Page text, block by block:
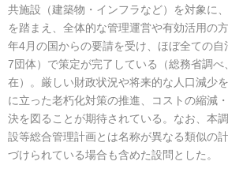
共施設（建築物・インフラなど）を対象に
を踏まえ、全体的な管理運営や有効活用の
年4月の国からの要請を受け、ほぼ全ての
7団体）で策定が完了している（総務省調べ
在）。厳しい財政状況や将来的な人口減少
に立った老朽化対策の推進、コストの縮減
決を図ることが期待されている。なお、本
設等総合管理計画とは名称が異なる類似の
づけられている場合も含めた設問とした。